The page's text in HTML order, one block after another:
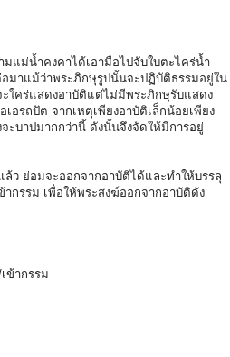
แม่น้ำคงคาได้เอามือไปจับใบตะไคร่น้ำ
อมาแม้ว่าพระภิกษุรูปนั้นจะปฏิบัติธรรมอยู่ใน
ะใคร่แสดงอาบัติแต่ไม่มีพระภิกษุรับแสดง
อรถปัต จากเหตุเพียงอาบัติเล็กน้อยเพียง
ะบาปมากกว่านี้ ดังนั้นจึงจัดให้มีการอยู่
ย่อมจะออกจากอาบัติได้และทำให้บรรลุ
กรรม เพื่อให้พระสงฆ์ออกจากอาบัติดัง
ข้ากรรม